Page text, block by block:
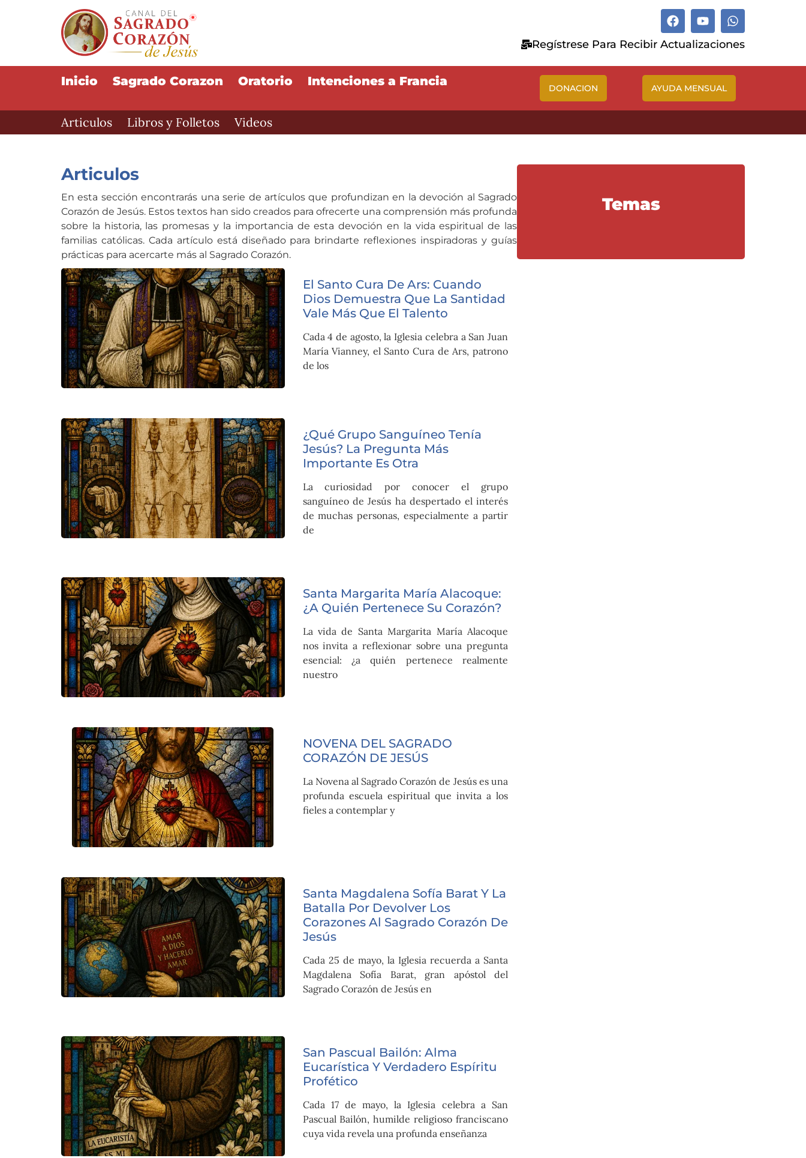
Regístrese Para Recibir Actualizaciones
Inicio Sagrado Corazon Oratorio Intenciones a Francia DONACION AYUDA MENSUAL
Articulos Libros y Folletos Videos
Articulos
En esta sección encontrarás una serie de artículos que profundizan en la devoción al Sagrado
Corazón de Jesús. Estos textos han sido creados para ofrecerte una comprensión más profunda
sobre la historia, las promesas y la importancia de esta devoción en la vida espiritual de las
familias católicas. Cada artículo está diseñado para brindarte reflexiones inspiradoras y guías
prácticas para acercarte más al Sagrado Corazón.
El Santo Cura De Ars: Cuando
Dios Demuestra Que La Santidad
Vale Más Que El Talento
Cada 4 de agosto, la Iglesia celebra a San Juan
María Vianney, el Santo Cura de Ars, patrono
de los
¿Qué Grupo Sanguíneo Tenía
Jesús? La Pregunta Más
Importante Es Otra
La curiosidad por conocer el grupo
sanguíneo de Jesús ha despertado el interés
de muchas personas, especialmente a partir
de
Santa Margarita María Alacoque:
¿A Quién Pertenece Su Corazón?
La vida de Santa Margarita María Alacoque
nos invita a reflexionar sobre una pregunta
esencial: ¿a quién pertenece realmente
nuestro
NOVENA DEL SAGRADO
CORAZÓN DE JESÚS
La Novena al Sagrado Corazón de Jesús es una
profunda escuela espiritual que invita a los
fieles a contemplar y
Santa Magdalena Sofía Barat Y La
Batalla Por Devolver Los
Corazones Al Sagrado Corazón De
Jesús
Cada 25 de mayo, la Iglesia recuerda a Santa
Magdalena Sofía Barat, gran apóstol del
Sagrado Corazón de Jesús en
San Pascual Bailón: Alma
Eucarística Y Verdadero Espíritu
Profético
Cada 17 de mayo, la Iglesia celebra a San
Pascual Bailón, humilde religioso franciscano
cuya vida revela una profunda enseñanza
Temas